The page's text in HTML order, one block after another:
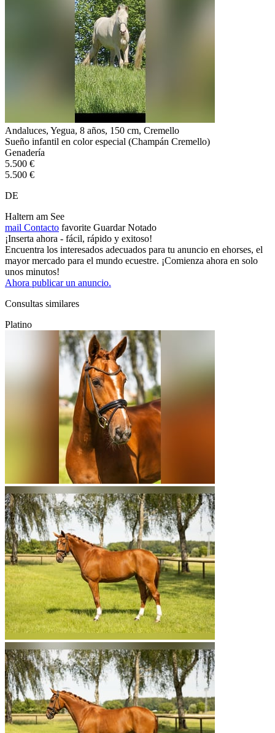
Andaluces, Yegua, 8 años, 150 cm, Cremello
Sueño infantil en color especial (Champán Cremello)
Genadería
5.500 €
5.500 €
DE
Haltern am See
mail Contacto favorite Guardar Notado
¡Inserta ahora - fácil, rápido y exitoso!
Encuentra los interesados adecuados para tu anuncio en ehorses, el
mayor mercado para el mundo ecuestre. ¡Comienza ahora en solo
unos minutos!
Ahora publicar un anuncio.
Consultas similares
Platino